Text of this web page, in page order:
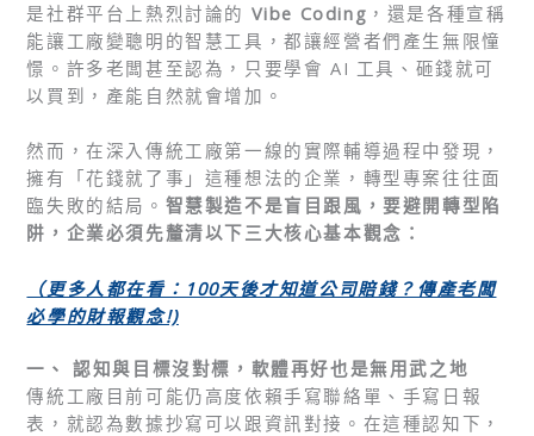
是社群平台上熱烈討論的 Vibe Coding ，還是各種宣稱
能讓工廠變聰明的智慧工具，都讓經營者們產生無限憧
憬。許多老闆甚至認為，只要學會 AI 工具、砸錢就可
以買到，產能自然就會增加。
然而，在深入傳統工廠第一線的實際輔導過程中發現，
擁有「花錢就了事」這種想法的企業，轉型專案往往面
臨失敗的結局。 智慧製造不是盲目跟風，要避開轉型陷
阱，企業必須先釐清以下三大核心基本觀念：
（更多人都在看：100天後才知道公司賠錢？傳產老闆
必學的財報觀念!)
一、 認知與目標沒對標，軟體再好也是無用武之地
傳統工廠目前可能仍高度依賴手寫聯絡單、手寫日報
表，就認為數據抄寫可以跟資訊對接。在這種認知下，